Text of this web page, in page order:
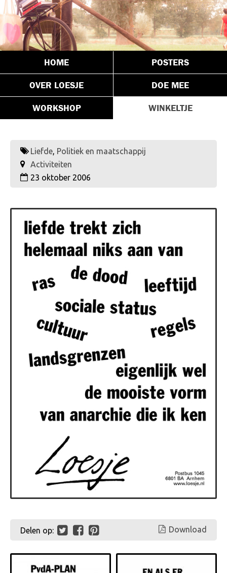
HOME POSTERS
OVER LOESJE DOE MEE
WORKSHOP WINKELTJE
Liefde, Politiek en maatschappij
Activiteiten
23 oktober 2006
Delen op: Download